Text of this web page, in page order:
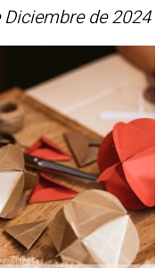
de 2024